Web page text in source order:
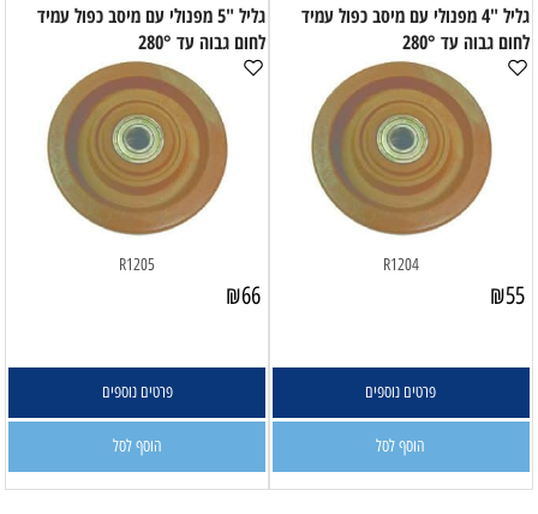
גליל "4 מפנולי עם מיסב כפול עמיד
לחום גבוה עד 280°
R1204
₪55
פרטים נוספים
הוסף לסל
גליל "5 מפנולי עם מיסב כפול עמיד
לחום גבוה עד 280°
R1205
₪66
פרטים נוספים
הוסף לסל